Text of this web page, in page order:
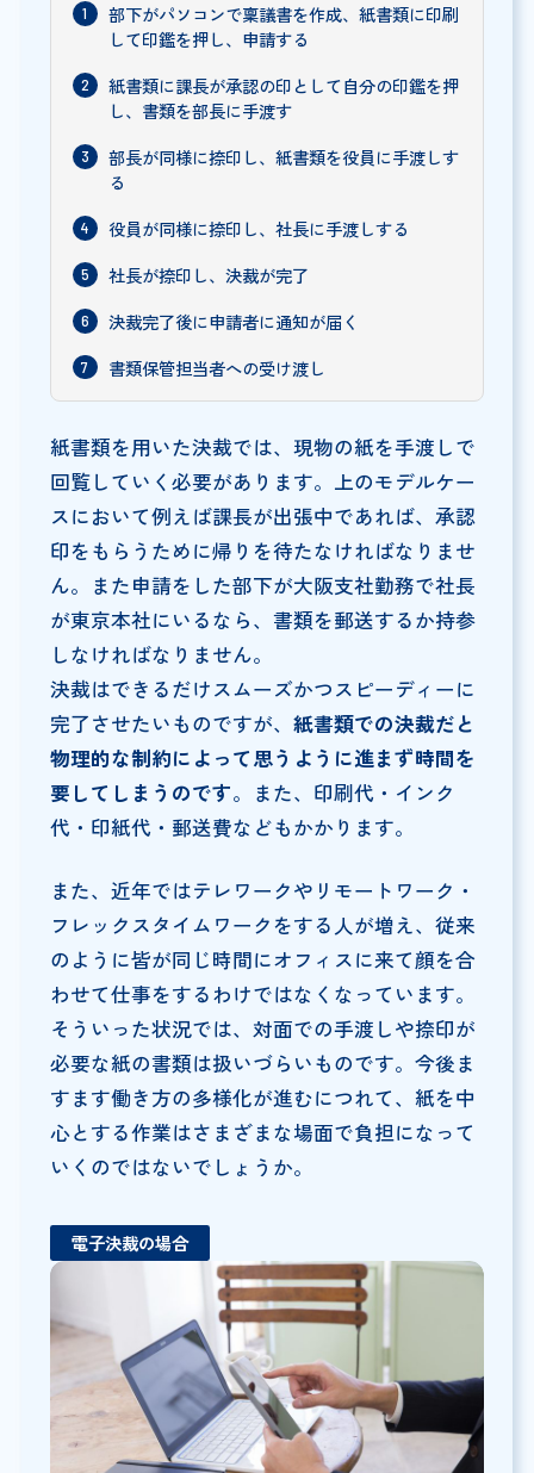
部下がパソコンで稟議書を作成、紙書類に印刷
して印鑑を押し、申請する
紙書類に課長が承認の印として自分の印鑑を押
し、書類を部長に手渡す
部長が同様に捺印し、紙書類を役員に手渡しす
る
役員が同様に捺印し、社長に手渡しする
社長が捺印し、決裁が完了
決裁完了後に申請者に通知が届く
書類保管担当者への受け渡し
紙書類を用いた決裁では、現物の紙を手渡しで
回覧していく必要があります。上のモデルケー
スにおいて例えば課長が出張中であれば、承認
印をもらうために帰りを待たなければなりませ
ん。また申請をした部下が大阪支社勤務で社長
が東京本社にいるなら、書類を郵送するか持参
しなければなりません。
決裁はできるだけスムーズかつスピーディーに
完了させたいものですが、 紙書類での決裁だと
物理的な制約によって思うように進まず時間を
要してしまうのです。また、印刷代・インク
代・印紙代・郵送費などもかかります。
また、近年ではテレワークやリモートワーク・
フレックスタイムワークをする人が増え、従来
のように皆が同じ時間にオフィスに来て顔を合
わせて仕事をするわけではなくなっています。
そういった状況では、対面での手渡しや捺印が
必要な紙の書類は扱いづらいものです。今後ま
すます働き方の多様化が進むにつれて、紙を中
心とする作業はさまざまな場面で負担になって
いくのではないでしょうか。
電子決裁の場合